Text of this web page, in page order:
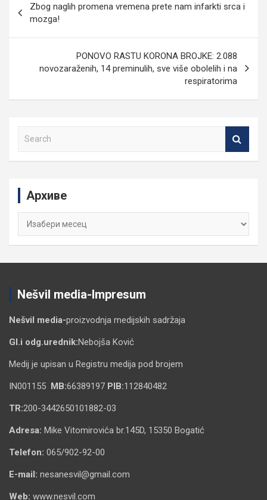
чланка
Zbog naglih promena vremena prete nam infarkti srca i
mozga!
PONOVO RASTU KORONA BROJKE: 2.088
novozaraženih, 14 preminulih, sve više obolelih i na
respiratorima
Архиве
Архиве
Nešvil media-Impresum
Nešvil media-proizvodnja medijskih sadržaja
Gl.i odg.urednik:Nebojša Ković
Medij je upisan u Registru medija pod brojem
IN001155 MB:66389197 PIB:112840482
TR:200-3442650101882-03
Adresa: Mike Vitomirovića br.145D, 15350 Bogatić
Telefon: 065/902-92-00
E-mail: nesanesvil@gmail.com
Web: www.nesvil.com